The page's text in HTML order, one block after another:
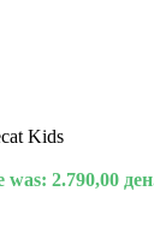
Kids
2.790,00